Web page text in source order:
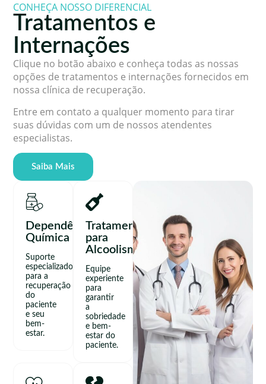
Dependência
Química
Suporte
especializado
para a
recuperação
do
paciente
e seu
bem-
estar.
Tratamento
para
Alcoolismo
Equipe
experiente
para
garantir
a
sobriedade
e bem-
estar do
paciente.
CONHEÇA NOSSO DIFERENCIAL
Tratamentos e
Internações
Clique no botão abaixo e conheça todas as nossas
opções de tratamentos e internações fornecidos em
nossa clínica de recuperação.
Entre em contato a qualquer momento para tirar
suas dúvidas com um de nossos atendentes
especialistas.
Saiba Mais